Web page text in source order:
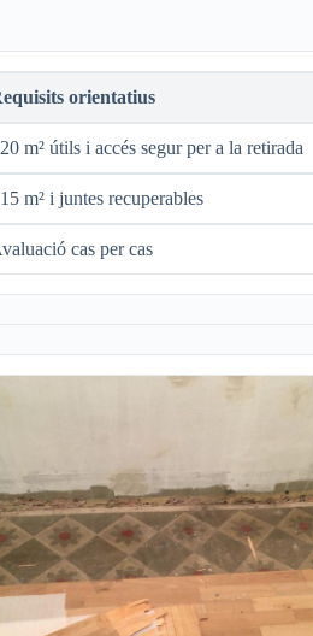
orientatius
m² útils i accés segur per a la retirada
m² i juntes recuperables
cas per cas